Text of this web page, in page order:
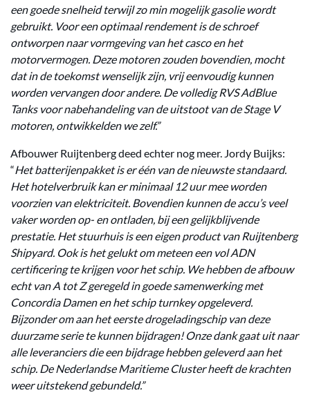
een goede snelheid terwijl zo min mogelijk gasolie wordt
gebruikt. Voor een optimaal rendement is de schroef
ontworpen naar vormgeving van het casco en het
motorvermogen. Deze motoren zouden bovendien, mocht
dat in de toekomst wenselijk zijn, vrij eenvoudig kunnen
worden vervangen door andere. De volledig RVS AdBlue
Tanks voor nabehandeling van de uitstoot van de Stage V
motoren, ontwikkelden we zelf.”
Afbouwer Ruijtenberg deed echter nog meer. Jordy Buijks:
“Het batterijenpakket is er één van de nieuwste standaard.
Het hotelverbruik kan er minimaal 12 uur mee worden
voorzien van elektriciteit. Bovendien kunnen de accu’s veel
vaker worden op- en ontladen, bij een gelijkblijvende
prestatie. Het stuurhuis is een eigen product van Ruijtenberg
Shipyard. Ook is het gelukt om meteen een vol ADN
certificering te krijgen voor het schip. We hebben de afbouw
echt van A tot Z geregeld in goede samenwerking met
Concordia Damen en het schip turnkey opgeleverd.
Bijzonder om aan het eerste drogeladingschip van deze
duurzame serie te kunnen bijdragen! Onze dank gaat uit naar
alle leveranciers die een bijdrage hebben geleverd aan het
schip. De Nederlandse Maritieme Cluster heeft de krachten
weer uitstekend gebundeld.”